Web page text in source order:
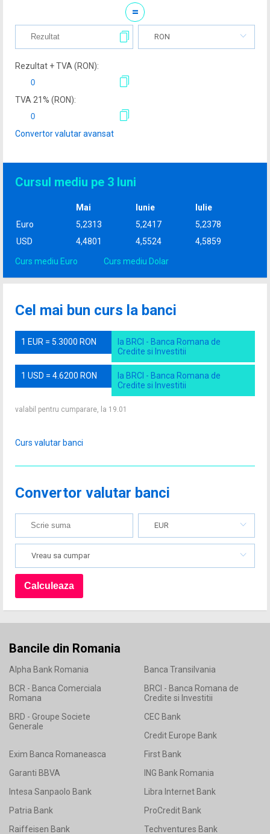
=
RON
Rezultat + TVA (RON):
TVA 21% (RON):
Convertor valutar avansat
Cursul mediu pe 3 luni
Mai Iunie
Iulie
Euro
5,2313 5,2417
5,2378
USD
4,4801 4,5524 4,5859
Curs mediu Euro Curs mediu Dolar
Cel mai bun curs la banci
1 EUR = 5.3000 RON
la BRCI - Banca Romana de
Credite si Investitii
1 USD = 4.6200 RON
la BRCI - Banca Romana de
Credite si Investitii
valabil pentru cumparare, la 19.01
Curs valutar banci
Convertor valutar banci
EUR
Vreau sa cumpar
Bancile din Romania
Alpha Bank Romania
Banca Transilvania
BCR - Banca Comerciala
Romana
BRCI - Banca Romana de
Credite si Investitii
BRD - Groupe Societe
Generale
CEC Bank
Credit Europe Bank
Exim Banca Romaneasca
First Bank
Garanti BBVA
ING Bank Romania
Intesa Sanpaolo Bank
Libra Internet Bank
Patria Bank
ProCredit Bank
Raiffeisen Bank
Techventures Bank